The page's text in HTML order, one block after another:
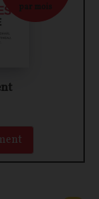
par mois